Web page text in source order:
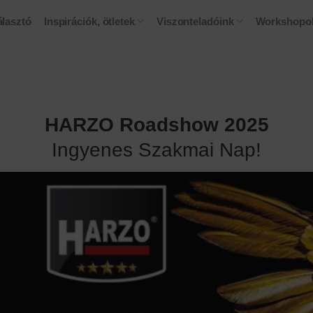
Inspirációk, ötletek Viszonteladóink
HARZO Roadshow 2025
Ingyenes Szakmai Nap!